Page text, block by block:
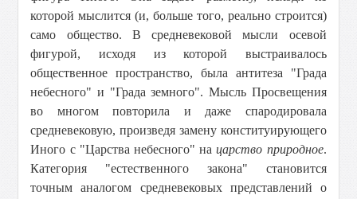
которой мыслится (и, больше того, реально строится)
само общество. В средневековой мысли осевой
фигурой, исходя из которой выстраивалось
общественное пространство, была антитеза "Града
небесного" и "Града земного". Мысль Просвещения
во многом повторила и даже спародировала
средневековую, произведя замену конституирующего
Иного с "Царства небесного" нацарство природное.
Категория "естественного закона" становится
точным аналогом средневековых представлений о